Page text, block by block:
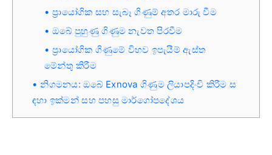
ප්‍රායෝගික සහ සැබෑ ගිණුම් අතර මාරු වීම
ඔබේ පුහුණු ගිණුම නැවත පිරවීම
ප්‍රායෝගික ගිණුමේ විභව ඉපැයීම් ඇස්ත
මේන්තු කිරීම
නිගමනය: ඔබේ Exnova ගිණුම ලියාපදිංචි කිරීම ස
ඳහා ඉක්මන් සහ පහසු මාර්ගෝපදේශය